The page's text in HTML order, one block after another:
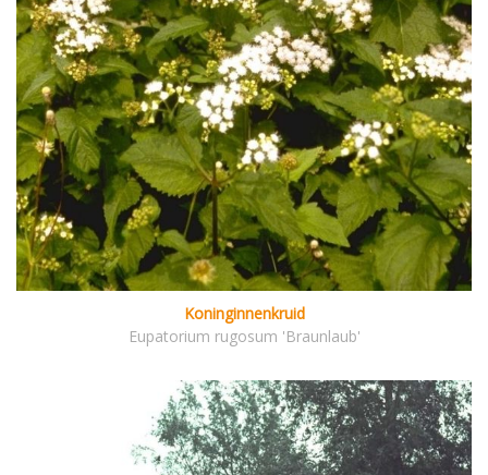
Koninginnenkruid
Eupatorium rugosum 'Braunlaub'